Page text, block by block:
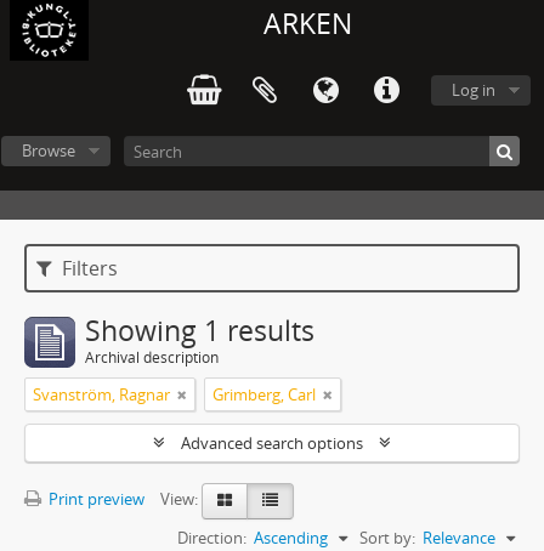
ARKEN
Log in
Browse
Filters
Showing 1 results
Archival description
Svanström, Ragnar Grimberg, Carl
Advanced search options
Print preview
View:
Sort by: Relevance
Direction: Ascending